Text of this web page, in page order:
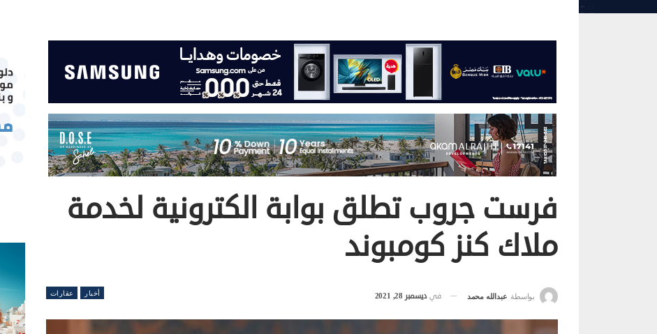
فرست جروب تطلق بوابة الكترونية لخدمة
ملاك كنز كومبوند
أخبار عقارات بواسطة عبدالله محمد في ديسمبر 28, 2021